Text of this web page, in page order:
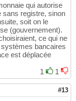
qui autorise
sans registre, sinon
soit on le
(gouvernement).
ce qui ne
bancaires
est déplacée
1
1
#13